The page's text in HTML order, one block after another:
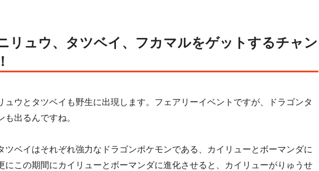
リュウ、タツベイ、フカマルをゲットするチャン
ュウとタツベイも野生に出現します。フェアリーイベントですが、ドラゴンタ
も出るんですね。
ツベイはそれぞれ強力なドラゴンポケモンである、カイリューとボーマンダに
にこの期間にカイリューとボーマンダに進化させると、カイリューがりゅうせ